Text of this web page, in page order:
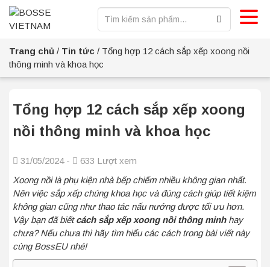
Trang chủ / Tin tức / Tổng hợp 12 cách sắp xếp xoong nồi
thông minh và khoa học
Tổng hợp 12 cách sắp xếp xoong
nồi thông minh và khoa học
31/05/2024 -
633 Lượt xem
Xoong nồi là phụ kiện nhà bếp chiếm nhiều không gian nhất.
Nên việc sắp xếp chúng khoa học và đúng cách giúp tiết kiệm
không gian cũng như thao tác nấu nướng được tối ưu hơn.
Vậy bạn đã biếtcách sắp xếp xoong nồi thông minhhay
chưa? Nếu chưa thì hãy tìm hiểu các cách trong bài viết này
cùng BossEU nhé!